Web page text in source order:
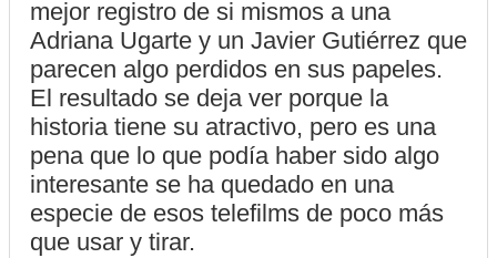
mejor registro de si mismos a una
Adriana Ugarte y un Javier Gutiérrez que
parecen algo perdidos en sus papeles.
El resultado se deja ver porque la
historia tiene su atractivo, pero es una
pena que lo que podía haber sido algo
interesante se ha quedado en una
especie de esos telefilms de poco más
que usar y tirar.